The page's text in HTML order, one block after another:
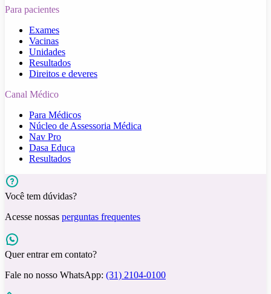
Para pacientes
Exames
Vacinas
Unidades
Resultados
Direitos e deveres
Canal Médico
Para Médicos
Núcleo de Assessoria Médica
Nav Pro
Dasa Educa
Resultados
Você tem dúvidas?
Acesse nossas perguntas frequentes
Quer entrar em contato?
Fale no nosso WhatsApp: (31) 2104-0100